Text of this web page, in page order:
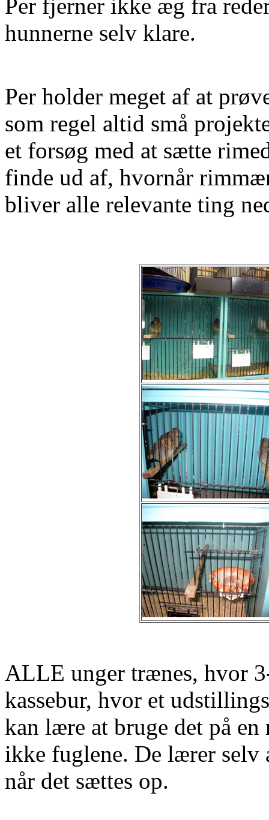
Per fjerner ikke æg fra
hunnerne selv klare.
Per holder meget af at
som regel altid små
et forsøg med at sætte
finde ud af, hvornår
bliver alle relevante ting
ALLE unger trænes, hvor
kassebur, hvor et
kan lære at bruge det på
ikke fuglene. De lærer selv
når det sættes op.